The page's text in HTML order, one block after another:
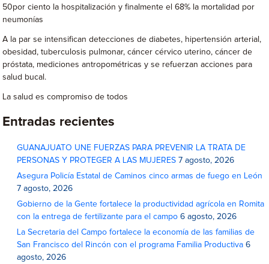
50por ciento la hospitalización y finalmente el 68% la mortalidad por
neumonías
A la par se intensifican detecciones de diabetes, hipertensión arterial,
obesidad, tuberculosis pulmonar, cáncer cérvico uterino, cáncer de
próstata, mediciones antropométricas y se refuerzan acciones para
salud bucal.
La salud es compromiso de todos
Entradas recientes
GUANAJUATO UNE FUERZAS PARA PREVENIR LA TRATA DE
PERSONAS Y PROTEGER A LAS MUJERES 7 agosto, 2026
Asegura Policía Estatal de Caminos cinco armas de fuego en León
7 agosto, 2026
Gobierno de la Gente fortalece la productividad agrícola en Romita
con la entrega de fertilizante para el campo 6 agosto, 2026
La Secretaria del Campo fortalece la economía de las familias de
San Francisco del Rincón con el programa Familia Productiva 6
agosto, 2026